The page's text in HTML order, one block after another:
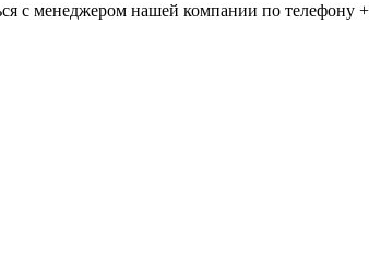
с менеджером нашей компании по